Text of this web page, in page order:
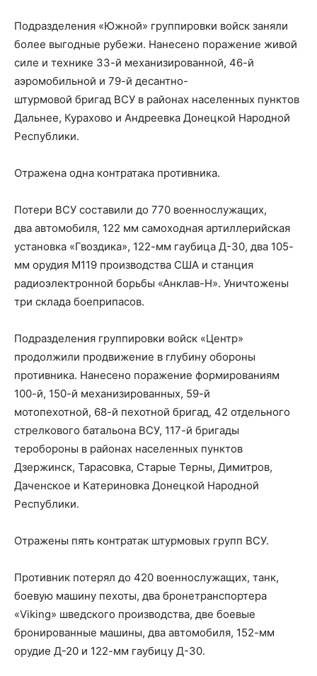
Подразделения «Южной» группировки войск заняли
более выгодные рубежи. Нанесено поражение живой
силе и технике 33-й механизированной, 46-й
аэромобильной и 79-й десантно-
штурмовой бригад ВСУ в районах населенных пунктов
Дальнее, Курахово и Андреевка Донецкой Народной
Республики.
Отражена одна контратака противника.
Потери ВСУ составили до 770 военнослужащих,
два автомобиля, 122 мм самоходная артиллерийская
установка «Гвоздика», 122-мм гаубица Д-30, два 105-
мм орудия М119 производства США и станция
радиоэлектронной борьбы «Анклав-Н». Уничтожены
три склада боеприпасов.
Подразделения группировки войск «Центр»
продолжили продвижение в глубину обороны
противника. Нанесено поражение формированиям
100-й, 150-й механизированных, 59-й
мотопехотной, 68-й пехотной бригад, 42 отдельного
стрелкового батальона ВСУ, 117-й бригады
теробороны в районах населенных пунктов
Дзержинск, Тарасовка, Старые Терны, Димитров,
Даченское и Катериновка Донецкой Народной
Республики.
Отражены пять контратак штурмовых групп ВСУ.
Противник потерял до 420 военнослужащих, танк,
боевую машину пехоты, два бронетранспортера
«Viking» шведского производства, две боевые
бронированные машины, два автомобиля, 152-мм
орудие Д-20 и 122-мм гаубицу Д-30.